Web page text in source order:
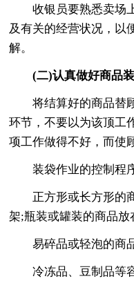
收银员要熟悉卖场上
及有关的经营状况，以
解。
(二)认真做好商品装
将结算好的商品替顾
环节，不要以为该顶工
项工作做得不好，而使
装袋作业的控制程序
正方形或长方形的商
架;瓶装或罐装的商品
易碎品或轻泡的商
冷冻品、豆制品等容